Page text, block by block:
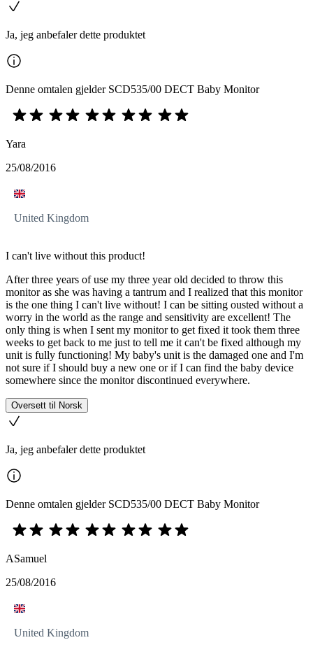
Ja, jeg anbefaler dette produktet
Denne omtalen gjelder SCD535/00 DECT Baby Monitor
Yara
25/08/2016
United Kingdom
I can't live without this product!
After three years of use my three year old decided to throw this
monitor as she was having a tantrum and I realized that this monitor
is the one thing I can't live without! I can be sitting ousted without a
worry in the world as the range and sensitivity are excellent! The
only thing is when I sent my monitor to get fixed it took them three
weeks to get back to me just to tell me it can't be fixed although my
unit is fully functioning! My baby's unit is the damaged one and I'm
not sure if I should buy a new one or if I can find the baby device
somewhere since the monitor discontinued everywhere.
Oversett til Norsk
Ja, jeg anbefaler dette produktet
Denne omtalen gjelder SCD535/00 DECT Baby Monitor
ASamuel
25/08/2016
United Kingdom